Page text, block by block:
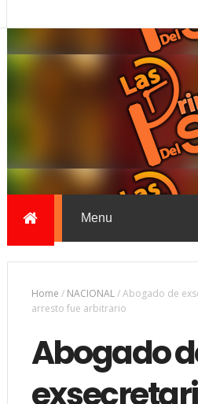
Home / NACIONAL/Abogado de
arresto fue arbitrario
Abogado